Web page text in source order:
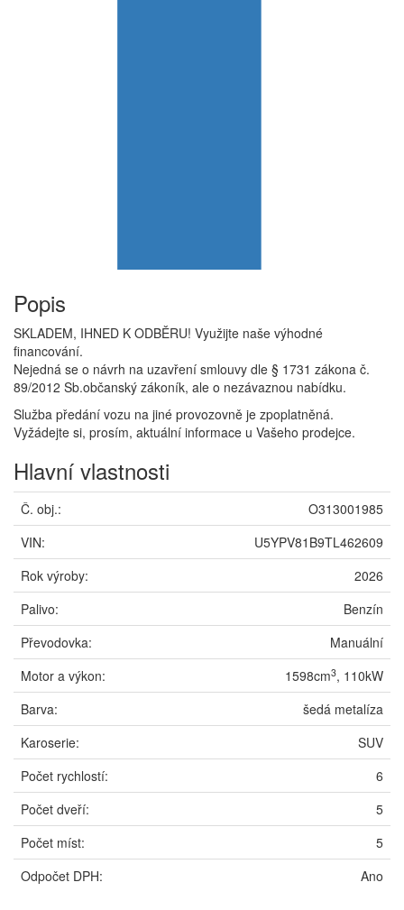
Popis
SKLADEM, IHNED K ODBĚRU! Využijte naše výhodné
financování.
Nejedná se o návrh na uzavření smlouvy dle § 1731 zákona č.
89/2012 Sb.občanský zákoník, ale o nezávaznou nabídku.
Služba předání vozu na jiné provozovně je zpoplatněná.
Vyžádejte si, prosím, aktuální informace u Vašeho prodejce.
Hlavní vlastnosti
Č. obj.:
O313001985
VIN:
U5YPV81B9TL462609
Rok výroby:
2026
Palivo:
Benzín
Převodovka:
Manuální
Motor a výkon:
1598cm3, 110kW
Barva:
šedá metalíza
Karoserie:
SUV
Počet rychlostí:
6
Počet dveří:
5
Počet míst:
5
Odpočet DPH:
Ano